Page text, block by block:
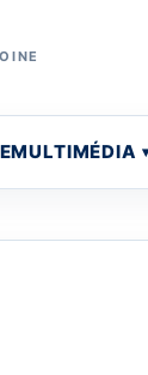
MULTIMÉDIA